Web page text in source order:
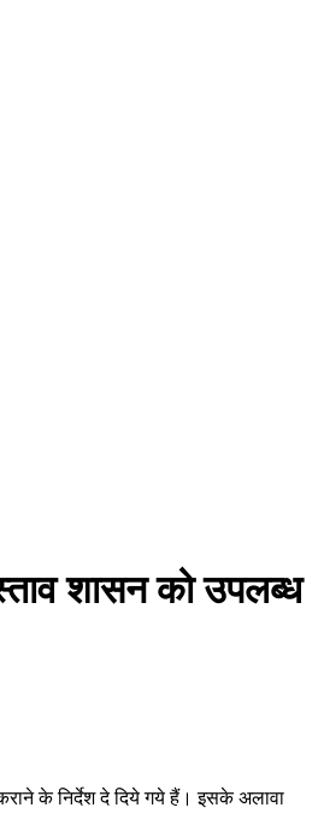
शासन को उपलब्ध
कराने के निर्देश दे दिये गये हैं। इसके अलावा